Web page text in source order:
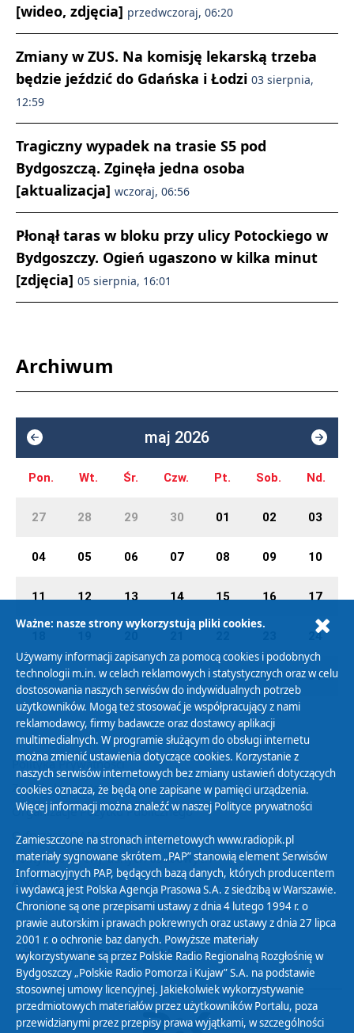
[wideo, zdjęcia] przedwczoraj, 06:20
Zmiany w ZUS. Na komisję lekarską trzeba
będzie jeździć do Gdańska i Łodzi 03 sierpnia,
12:59
Tragiczny wypadek na trasie S5 pod
Bydgoszczą. Zginęła jedna osoba
[aktualizacja] wczoraj, 06:56
Płonął taras w bloku przy ulicy Potockiego w
Bydgoszczy. Ogień ugaszono w kilka minut
[zdjęcia] 05 sierpnia, 16:01
Archiwum
maj 2026
Pon. Wt. Śr. Czw. Pt. Sob. Nd.
27 28 29 30 01 02 03
04 05 06 07 08 09 10
11 12 13 14 15 16 17
24
25 26 27 28 29 30 31
Polityka Prywatności
Zasady korzystania z Serwisu
Organizacje Pożytku Publicznego
Cyfryzacja DAB+
Polityka ochrony danych osobowych
Abonament
Zamówienia publiczne
Biuletyn Informacji Publicznej
Ważne: nasze strony wykorzystują pliki cookies.
Używamy informacji zapisanych za pomocą cookies i podobnych
technologii m.in. w celach reklamowych i statystycznych oraz w celu
dostosowania naszych serwisów do indywidualnych potrzeb
użytkowników. Mogą też stosować je współpracujący z nami
reklamodawcy, firmy badawcze oraz dostawcy aplikacji
multimedialnych. W programie służącym do obsługi internetu
można zmienić ustawienia dotyczące cookies. Korzystanie z
naszych serwisów internetowych bez zmiany ustawień dotyczących
cookies oznacza, że będą one zapisane w pamięci urządzenia.
Więcej informacji można znaleźć w naszej Polityce prywatności
Zamieszczone na stronach internetowych www.radiopik.pl
materiały sygnowane skrótem „PAP” stanowią element Serwisów
Informacyjnych PAP, będących bazą danych, których producentem
i wydawcą jest Polska Agencja Prasowa S.A. z siedzibą w Warszawie.
Chronione są one przepisami ustawy z dnia 4 lutego 1994 r. o
prawie autorskim i prawach pokrewnych oraz ustawy z dnia 27 lipca
2001 r. o ochronie baz danych. Powyższe materiały
wykorzystywane są przez Polskie Radio Regionalną Rozgłośnię w
Bydgoszczy „Polskie Radio Pomorza i Kujaw” S.A. na podstawie
stosownej umowy licencyjnej. Jakiekolwiek wykorzystywanie
przedmiotowych materiałów przez użytkowników Portalu, poza
przewidzianymi przez przepisy prawa wyjątkami, w szczególności